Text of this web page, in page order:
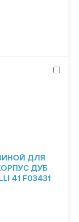
ДЛЯ
ДУБ
41 F03431